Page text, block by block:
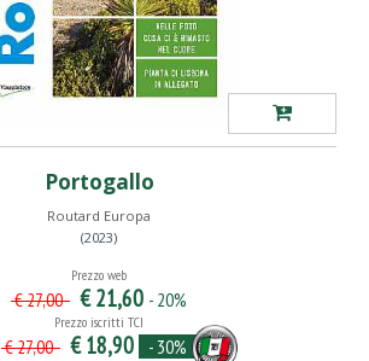
Portogallo
Routard Europa
(2023)
Prezzo web
€ 27,00 € 21,60 - 20%
Prezzo iscritti TCI
€ 27,00 € 18,90 - 30%